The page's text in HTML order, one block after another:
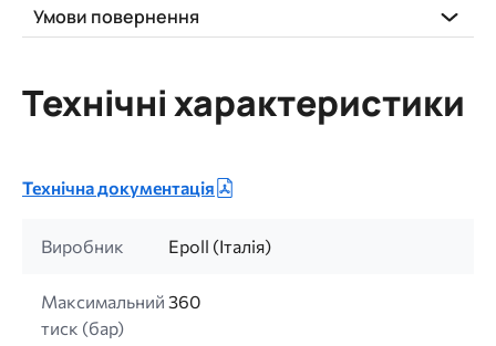
Умови повернення
Технічні характеристики
Технічна документація
Виробник Epoll (Італія)
Максимальний
тиск (бар)
360